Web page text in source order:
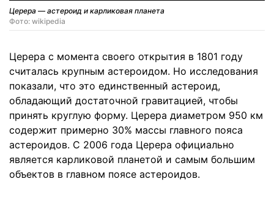
Церера — астероид и карликовая планета
Фото: wikipedia
Церера с момента своего открытия в 1801 году
считалась крупным астероидом. Но исследования
показали, что это единственный астероид,
обладающий достаточной гравитацией, чтобы
принять круглую форму. Церера диаметром 950 км
содержит примерно 30% массы главного пояса
астероидов. С 2006 года Церера официально
является карликовой планетой и самым большим
объектов в главном поясе астероидов.